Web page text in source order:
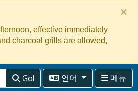
effective immediately
charcoal grills are allowed,
×
Go! 언어 메뉴